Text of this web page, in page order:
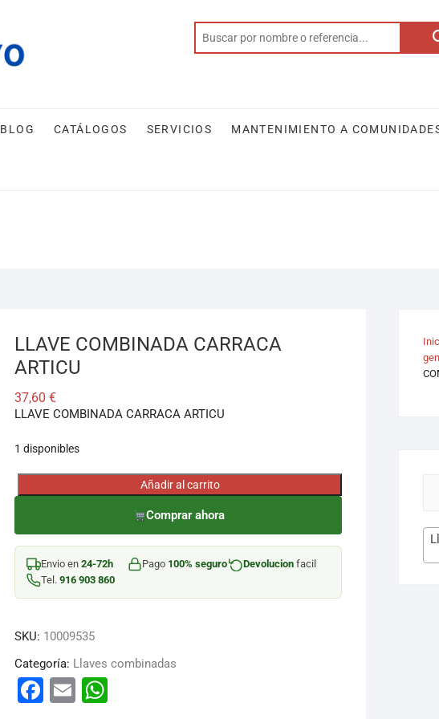
Buscar
BLOG CATÁLOGOS SERVICIOS MANTENIMIENTO A
LLAVE COMBINADA CARRACA
ARTICU
37,60 €
LLAVE COMBINADA CARRACA ARTICU
1 disponibles
LLAVE
CARRACA
ARTICU
cantidad
Añadir al carrito
Comprar ahora
Envio en 24-72h Pago 100% seguro Devolucion facil
Tel. 916 903 860
SKU: 10009535
Categoría: Llaves combinadas
F
E